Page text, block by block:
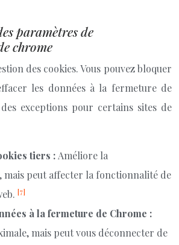
paramètres de
chrome
des cookies. Vous pouvez bloquer
les données à la fermeture de
exceptions pour certains sites de
tiers : Améliore la
peut affecter la fonctionnalité de
[7]
à la fermeture de Chrome :
mais peut vous déconnecter de